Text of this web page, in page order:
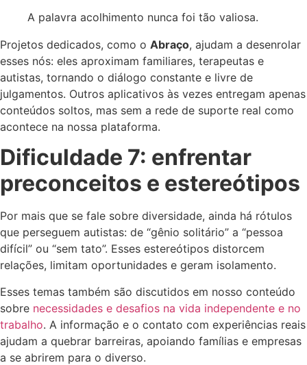
A palavra acolhimento nunca foi tão valiosa.
Projetos dedicados, como o Abraço, ajudam a desenrolar
esses nós: eles aproximam familiares, terapeutas e
autistas, tornando o diálogo constante e livre de
julgamentos. Outros aplicativos às vezes entregam apenas
conteúdos soltos, mas sem a rede de suporte real como
acontece na nossa plataforma.
Dificuldade 7: enfrentar
preconceitos e estereótipos
Por mais que se fale sobre diversidade, ainda há rótulos
que perseguem autistas: de “gênio solitário” a “pessoa
difícil” ou “sem tato”. Esses estereótipos distorcem
relações, limitam oportunidades e geram isolamento.
Esses temas também são discutidos em nosso conteúdo
sobre necessidades e desafios na vida independente e no
trabalho. A informação e o contato com experiências reais
ajudam a quebrar barreiras, apoiando famílias e empresas
a se abrirem para o diverso.